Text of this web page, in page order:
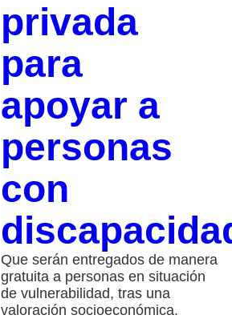
privada
para
apoyar a
personas
con
Que serán entregados de manera
gratuita a personas en situación
de vulnerabilidad, tras una
valoración socioeconómica.